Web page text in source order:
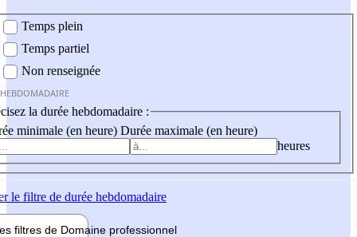
Temps plein
Temps partiel
Non renseignée
la durée hebdomadaire :
minimale (en heure) Durée maximale (en heure)
heures
le filtre de durée hebdomadaire
filtres de Domaine professionnel